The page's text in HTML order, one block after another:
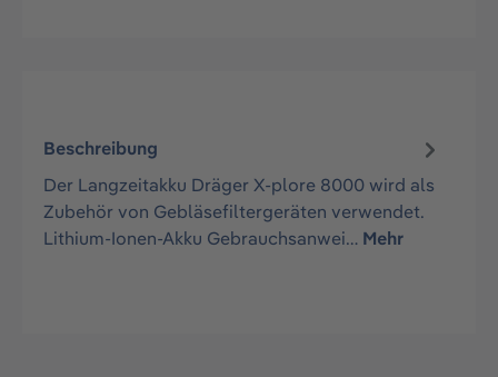
Beschreibung
Der Langzeitakku Dräger X-plore 8000 wird als
Zubehör von Gebläsefiltergeräten verwendet.
Lithium-Ionen-Akku Gebrauchsanwei… Mehr